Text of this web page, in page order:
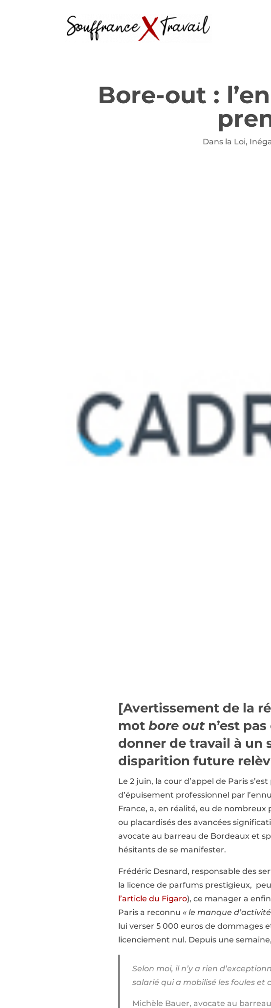
Bore-out :
Dans la Loi,
[Avertissement de la
mot bore outn’est
donner de travail à un
disparition future
Le 2 juin, la cour d’appel de Paris
d’épuisement professionnel par
France, a, en réalité, eu de
ou placardisés des avancées
avocate au barreau de Bordeaux et
hésitants de se manifester.
Frédéric Desnard, responsable des
la licence de parfums prestigieux,
l’article du Figaro), ce manager a
Paris a reconnu « le manque
lui verser 5 000 euros de dommages
licenciement nul. Depuis une
Selon moi, il n’y a rien
salarié qui a mobilisé les foules et
Michèle Bauer, avocate au